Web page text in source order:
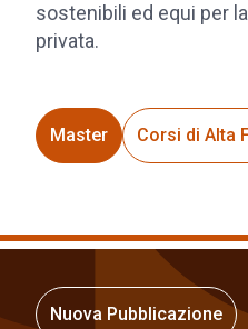
sostenibili ed equi per
privata.
Master Corsi di Alta
Nuova Pubblicazione